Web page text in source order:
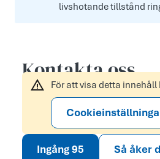
livshotande tillstånd
Kontakta oss
För att visa detta
Ingång 95 Så åker